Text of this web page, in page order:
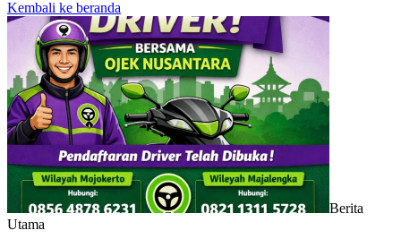
Kembali ke beranda
Berita
Utama